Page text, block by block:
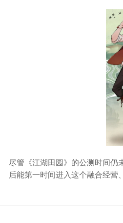
尽管《江湖田园》的公测时间仍
后能第一时间进入这个融合经营